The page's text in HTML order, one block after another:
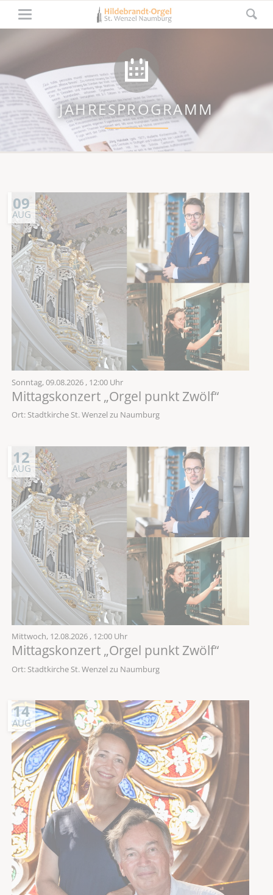
JAHRESPROGRAMM
09
AUG
Sonntag,09.08.2026 , 12:00 Uhr
Mittagskonzert „Orgel punkt Zwölf“
Ort: Stadtkirche St. Wenzel zu Naumburg
12
AUG
Mittwoch, 12.08.2026 , 12:00 Uhr
Mittagskonzert „Orgel punkt Zwölf“
Ort: Stadtkirche St. Wenzel zu Naumburg
14
AUG